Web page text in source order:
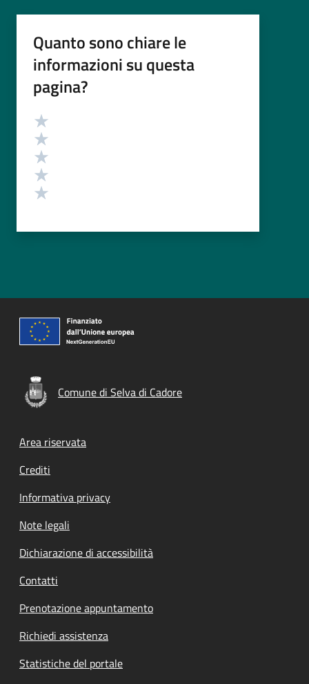
Quanto sono chiare le
informazioni su questa
pagina?
Valutazione
Comune di Selva di Cadore
Footer menu
Area riservata
Crediti
Informativa privacy
Note legali
Dichiarazione di accessibilità
Contatti
Prenotazione appuntamento
Richiedi assistenza
Statistiche del portale